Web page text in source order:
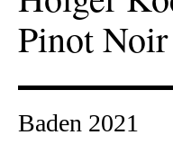
Pinot
Baden 2021